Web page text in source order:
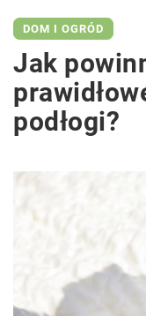
DOM I OGRÓD
Jak
podłogi?